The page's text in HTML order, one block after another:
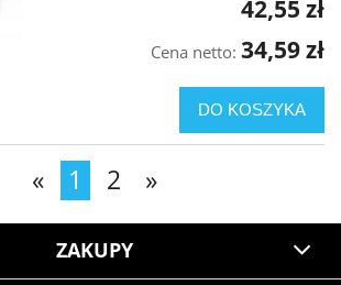
42,55 zł
Cena netto: 34,59 zł
DO KOSZYKA
« 1 2 »
ZAKUPY